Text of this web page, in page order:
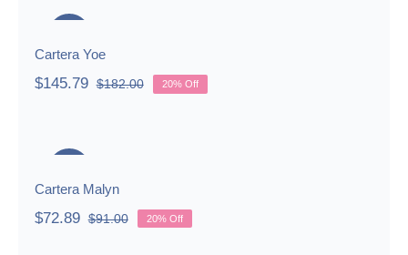
Cartera Yoe
$182.00Original
$145.79
Current
20% Off
Cartera Malyn
$91.00Original
$72.89
Current
20% Off